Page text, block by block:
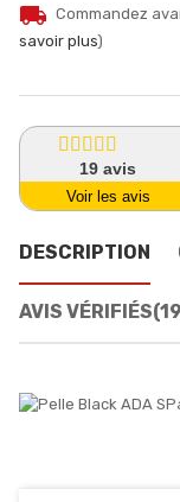
local_shipping Commandez
savoir plus)
19avis
Voir les avis
DESCRIPTION
AVIS